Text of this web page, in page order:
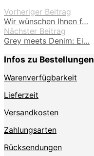
Vorheriger Beitrag
Wir wünschen Ihnen f…
Nächster Beitrag
Grey meets Denim: Ei…
Infos zu Bestellungen
Warenverfügbarkeit
Lieferzeit
Versandkosten
Zahlungsarten
Rücksendungen